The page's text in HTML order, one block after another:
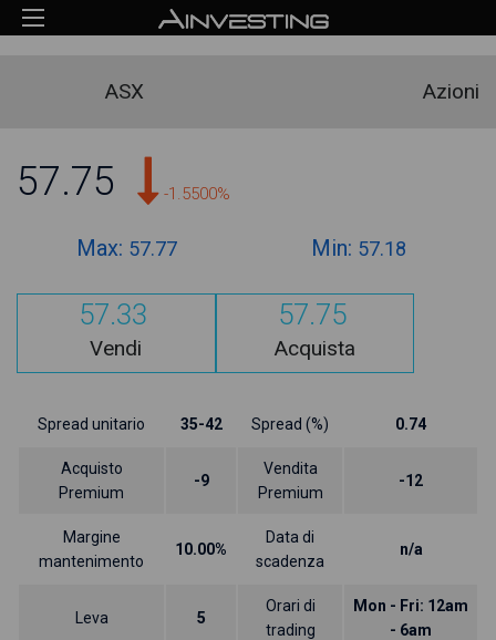
ASX Azioni
57.75 -1.5500%
Max: 57.77 Min: 57.18
57.33
Vendi
57.75
Acquista
Spread unitario 35-42 Spread (%) 0.74
Acquisto
Premium
-9
Vendita
Premium
-12
Margine
mantenimento
10.00%
Data di
scadenza
n/a
Leva 5
Orari di
trading
Mon - Fri: 12am
- 6am